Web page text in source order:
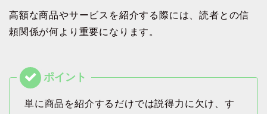
高額な商品やサービスを紹介する際には、読者との信
頼関係が何より重要になります。
単に商品を紹介するだけでは説得力に欠け、す